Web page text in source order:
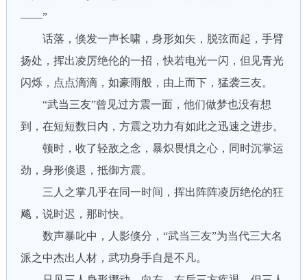
——”
话落，倏发一声长啸，身形如矢，脱弦而起，手臂
扬处，挥出凌厉绝伦的一招，快若电光一闪，但见青光
闪烁，点点滴滴，如豪雨般，由上而下，猛袭三友。
“武当三友”曾见过方震一面，他们做梦也没有想
到，在短短数日内，方震之功力有如此之迅速之进步。
顿时，收了轻敌之念，暴炽畏惧之心，同时沉掌运
劲，身形倏退，抵御方震。
三人之掌几乎在同一时间，挥出阵阵凌厉绝伦的狂
飚，说时迟，那时快。
数声暴叱中，人影倏分，“武当三友”为当代三大名
派之中杰出人材，武功身手自是不凡。